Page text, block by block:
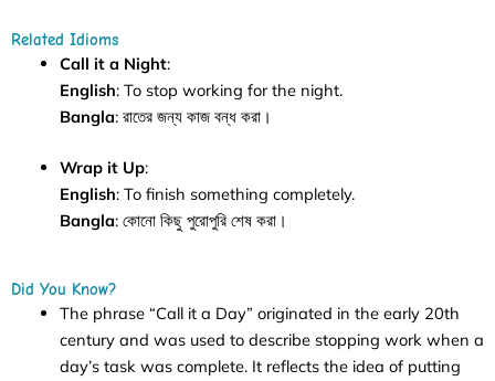
Related Idioms
Call it a Night:
English: To stop working for the night.
Bangla: রাতের জন্য কাজ বন্ধ করা।
Wrap it Up:
English: To finish something completely.
Bangla: কোনো কিছু পুরোপুরি শেষ করা।
Did You Know?
The phrase “Call it a Day” originated in the early 20th
century and was used to describe stopping work when a
day’s task was complete. It reflects the idea of putting